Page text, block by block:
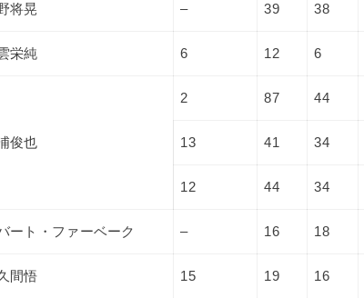
将晃 – 39 38
栄純 6 12 6
俊也
2 87 44
13 41 34
12 44 34
ート・ファーベーク – 16 18
間悟 15 19 16